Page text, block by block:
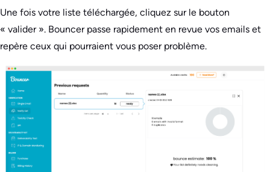
Une fois votre liste téléchargée, cliquez sur le bouton
« valider ». Bouncer passe rapidement en revue vos emails et
repère ceux qui pourraient vous poser problème.